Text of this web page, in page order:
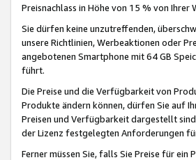
Preisnachlass in Höhe von 15 % von
Sie dürfen keine unzutreffenden,
unsere Richtlinien, Werbeaktionen oder
angebotenen Smartphone mit 64 GB
führt.
Die Preise und die Verfügbarkeit von
Produkte ändern können, dürfen Sie auf
Preisen und Verfügbarkeit dargestellt
der Lizenz festgelegten Anforderungen
Ferner müssen Sie, falls Sie Preise für ein